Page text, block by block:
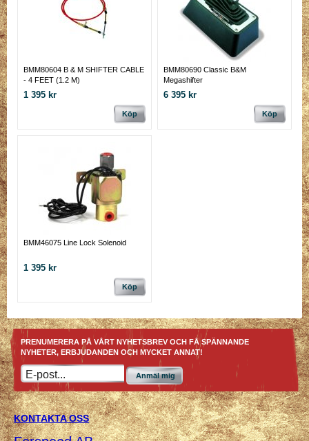
BMM80604 B & M SHIFTER CABLE
- 4 FEET (1.2 M)
1 395 kr
Köp
BMM80690 Classic B&M
Megashifter
6 395 kr
Köp
BMM46075 Line Lock Solenoid
1 395 kr
Köp
PRENUMERERA PÅ VÅRT NYHETSBREV OCH FÅ SPÄNNANDE
NYHETER, ERBJUDANDEN OCH MYCKET ANNAT!
Anmäl mig
KONTAKTA OSS